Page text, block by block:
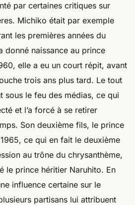
par certaines critiques sur
Michiko était par exemple
les premières années du
donné naissance au prince
elle a eu un court répit, avant
trois ans plus tard. Le tout
sous le feu des médias, ce qui
et l’a forcé à se retirer
Son deuxième fils, le prince
ce qui en fait le deuxième
au trône du chrysanthème,
le prince héritier Naruhito. En
influence certaine sur le
partisans lui attribuent